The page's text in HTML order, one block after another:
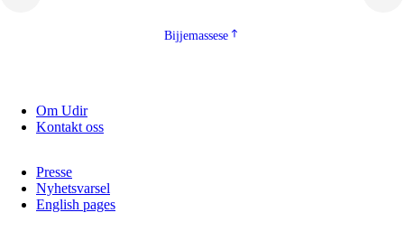
Bijjemassese
Om Udir
Kontakt oss
Presse
Nyhetsvarsel
English pages